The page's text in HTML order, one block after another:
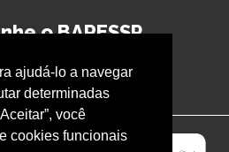
ajudá-lo a navegar
determinadas
você
cookies funcionais
o BARESSP